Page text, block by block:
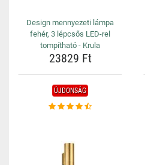
Design mennyezeti lámpa
fehér, 3 lépcsős LED-rel
tompítható - Krula
23829 Ft
ÚJDONSÁG